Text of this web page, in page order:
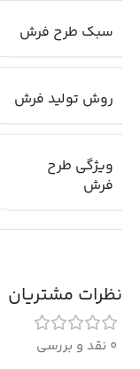
سبک طرح فرش
روش تولید فرش
ویژگی طرح
فرش
نظرات مشتریان
0 نقد و بررسی